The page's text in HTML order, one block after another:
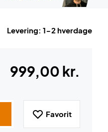
Levering: 1-2 hverdage
999,00 kr.
Favorit